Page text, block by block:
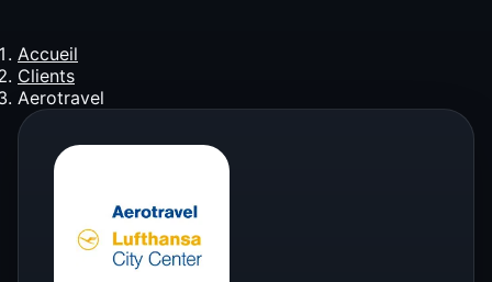
Accueil
Clients
Aerotravel